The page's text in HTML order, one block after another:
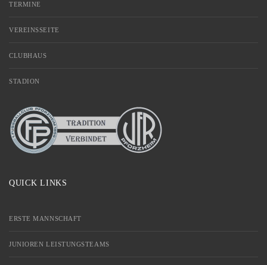
TERMINE
VEREINSSEITE
CLUBHAUS
STADION
QUICK LINKS
ERSTE MANNSCHAFT
JUNIOREN LEISTUNGSTEAMS